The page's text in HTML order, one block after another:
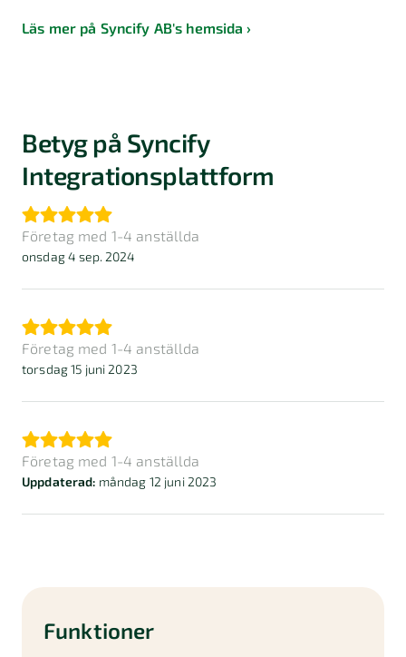
Läs mer på Syncify AB's hemsida
Betyg på Syncify
Integrationsplattform
Företag med 1-4 anställda
onsdag 4 sep. 2024
Företag med 1-4 anställda
torsdag 15 juni 2023
Företag med 1-4 anställda
Uppdaterad: måndag 12 juni 2023
Funktioner